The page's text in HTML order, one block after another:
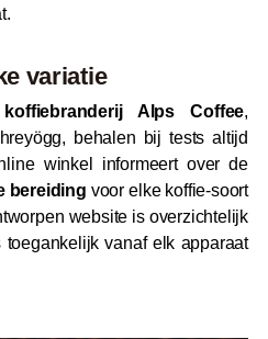
variatie
koffiebranderij Alps Coffee,
behalen bij tests altijd
winkel informeert over de
bereiding voor elke koffie-soort
website is overzichtelijk
vanaf elk apparaat